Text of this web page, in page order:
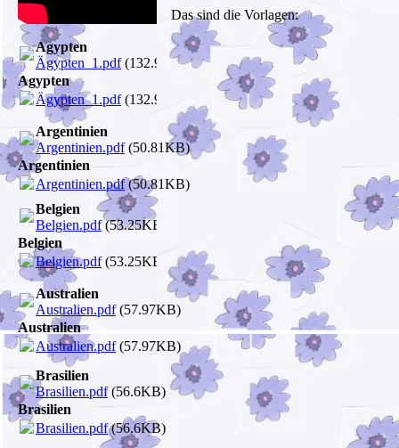
Das sind die Vorlagen:
Agypten
Ägypten_1.pdf(132.96KB)
Agypten
Ägypten_1.pdf(132.96KB)
Argentinien
Argentinien.pdf(50.81KB)
Argentinien
Argentinien.pdf(50.81KB)
Belgien
Belgien.pdf(53.25KB)
Belgien
Belgien.pdf(53.25KB)
Australien
Australien.pdf(57.97KB)
Australien
Australien.pdf(57.97KB)
Brasilien
Brasilien.pdf(56.6KB)
Brasilien
Brasilien.pdf(56.6KB)